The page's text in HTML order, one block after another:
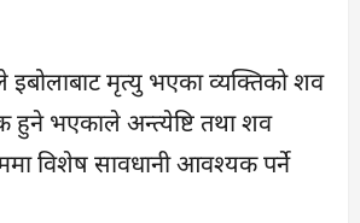
इबोलाबाट मृत्यु भएका व्यक्तिको शव
हुने भएकाले अन्त्येष्टि तथा शव
विशेष सावधानी आवश्यक पर्ने